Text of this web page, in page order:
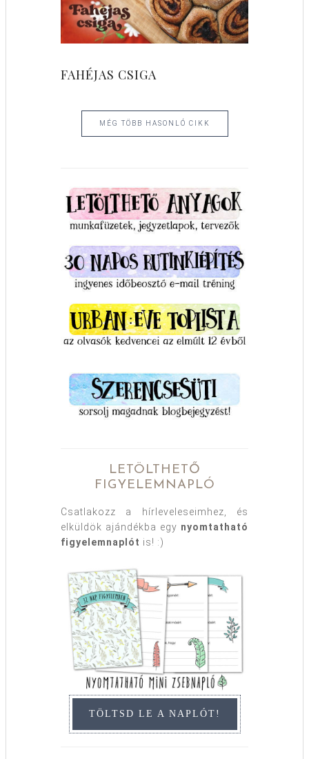
FAHÉJAS CSIGA
MÉG TÖBB HASONLÓ CIKK
LETÖLTHETŐ
FIGYELEMNAPLÓ
Csatlakozz a hírleveleseimhez, és
elküldök ajándékba egy nyomtatható
figyelemnaplót is! :)
TÖLTSD LE A NAPLÓT!